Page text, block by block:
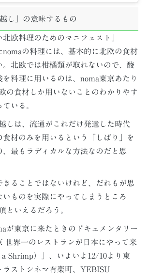
し」の意味するもの
北欧料理のためのマニフェスト」
nomaの料理には、基本的に北欧の食材
。北欧では柑橘類が取れないので、酸
料理に用いるのは、noma東京あたり
の食材しか用いないことのわかりやす
いる。
しは、流通がこれだけ発達した時代
食材のみを用いるという「しばり」を
、最もラディカルな方法なのだと思
きることではないけれど、だれもが思
いものを実際にやってしまうところ
といえるだろう。
が東京に来たときのドキュメンタリー
世界一のレストランが日本にやって来
Shrimp）」、いよいよ12/10より東
ラストシネマ有楽町、YEBISU